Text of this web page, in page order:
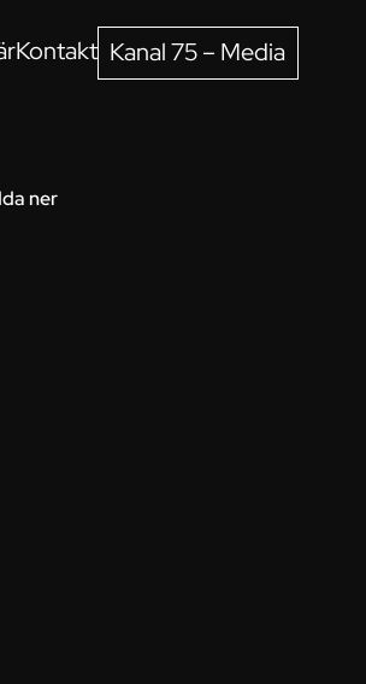
Kontakt Kanal 75 – Media
ner